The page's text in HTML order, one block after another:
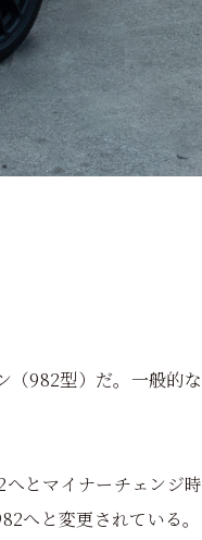
（982型）だ。一般的な
とマイナーチェンジ時
へと変更されている。